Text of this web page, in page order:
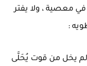
معصية ، ولا يفتر
:
يخل من قوت يُحَلَّى